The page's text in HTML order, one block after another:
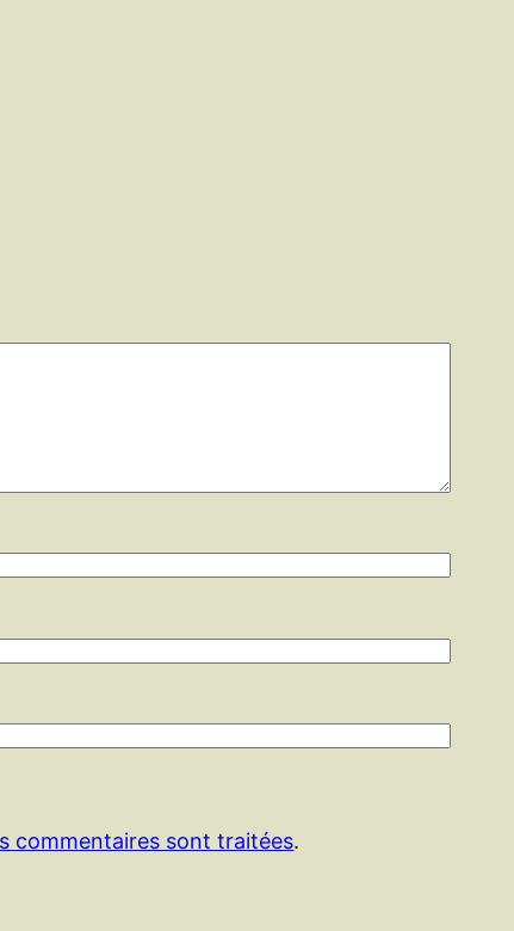
commentaires sont traitées.